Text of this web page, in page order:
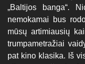
„Baltijos banga“.
nemokamai bus
mūsų artimiausių
trumpametražiai
pat kino klasika. Iš